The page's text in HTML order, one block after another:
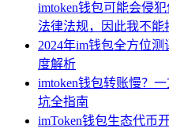
imtoken钱包可能会侵
法律法规，因此我不
2024年im钱包全方位
度解析
imtoken钱包转账慢？
坑全指南
imToken钱包生态代币